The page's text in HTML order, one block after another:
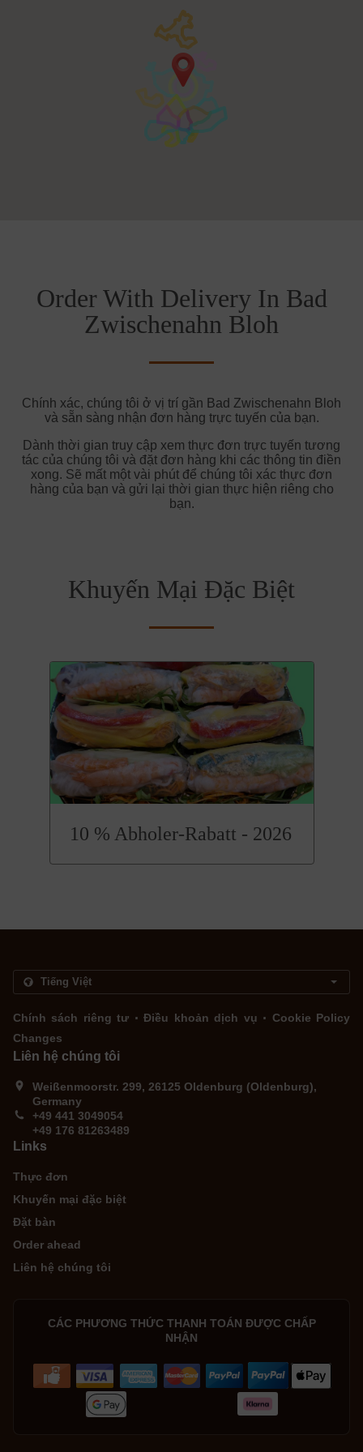
Order With Delivery In Bad
Zwischenahn Bloh
Chính xác, chúng tôi ở vị trí gần Bad Zwischenahn Bloh
và sẵn sàng nhận đơn hàng trực tuyến của bạn.
Dành thời gian truy cập xem thực đơn trực tuyến tương
tác của chúng tôi và đặt đơn hàng khi các thông tin điền
xong. Sẽ mất một vài phút để chúng tôi xác thực đơn
hàng của bạn và gửi lại thời gian thực hiện riêng cho
bạn.
Khuyến Mại Đặc Biệt
10 % Abholer-Rabatt - 2026
Chính sách riêng tư . Điều khoản dịch vụ . Cookie Policy
Changes
Liên hệ chúng tôi
Weißenmoorstr. 299, 26125 Oldenburg (Oldenburg),
Germany
+49 441 3049054
+49 176 81263489
Links
Thực đơn
Khuyến mại đặc biệt
Đặt bàn
Order ahead
Liên hệ chúng tôi
CÁC PHƯƠNG THỨC THANH TOÁN ĐƯỢC CHẤP
NHẬN